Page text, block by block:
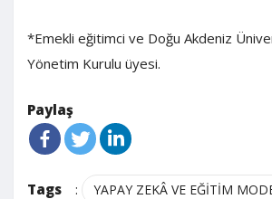
*Emekli eğitimci ve Doğu Akdeniz
Yönetim Kurulu üyesi.
Paylaş
Tags : YAPAY ZEKÂ VE EĞİTİM